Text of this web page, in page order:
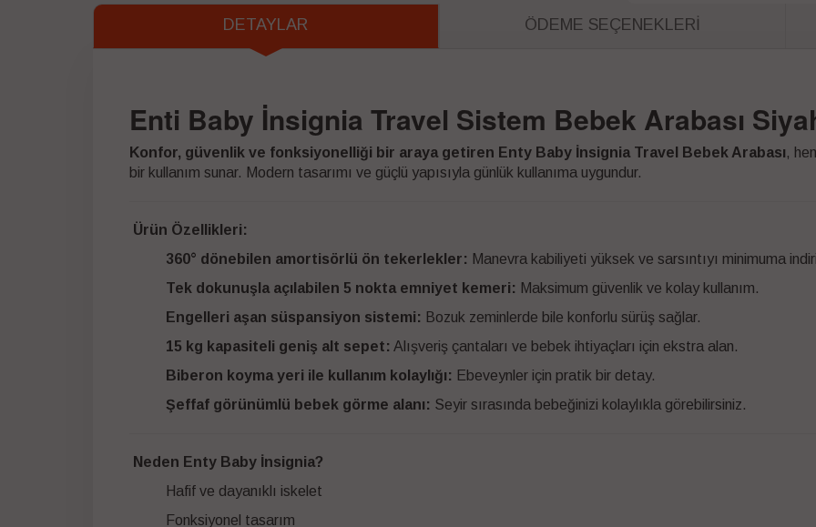
DETAYLAR ÖDEME SEÇENEKLERI
Enti Baby İnsignia Travel Sistem Bebek Arabası
Konfor, güvenlik ve fonksiyonelliği bir araya getiren Enty Baby İnsignia Travel Bebek Arabası,
bir kullanım sunar. Modern tasarımı ve güçlü yapısıyla günlük kullanıma uygundur.
Ürün Özellikleri:
360° dönebilen amortisörlü ön tekerlekler: Manevra kabiliyeti yüksek ve sarsıntıyı minimuma
Tek dokunuşla açılabilen 5 nokta emniyet kemeri: Maksimum güvenlik ve kolay kullanım.
Engelleri aşan süspansiyon sistemi: Bozuk zeminlerde bile konforlu sürüş sağlar.
15 kg kapasiteli geniş alt sepet: Alışveriş çantaları ve bebek ihtiyaçları için ekstra alan.
Biberon koyma yeri ile kullanım kolaylığı: Ebeveynler için pratik bir detay.
Şeffaf görünümlü bebek görme alanı: Seyir sırasında bebeğinizi kolaylıkla görebilirsiniz.
Neden Enty Baby İnsignia?
Hafif ve dayanıklı iskelet
Fonksiyonel tasarım